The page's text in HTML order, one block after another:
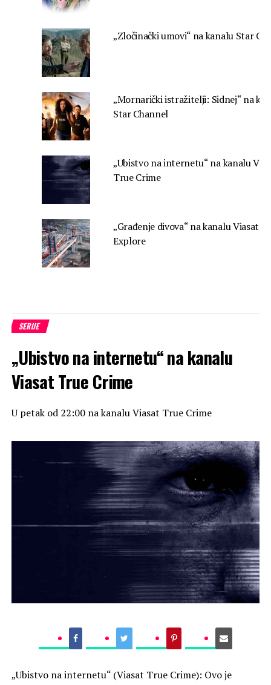
„Zločinački umovi“ na kanalu Star
„Mornarički istražitelji: Sidnej“ na
Star Channel
„Ubistvo na internetu“ na kanalu
True Crime
„Građenje divova“ na kanalu Viasat
Explore
SERIJE
„Ubistvo na internetu“ na kanalu
Viasat True Crime
U petak od 22:00 na kanalu Viasat True Crime
„Ubistvo na internetu“ (Viasat True Crime): Ovo je